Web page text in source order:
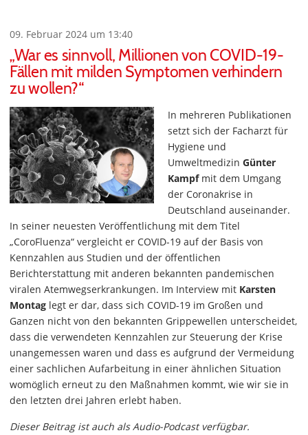
09. Februar 2024 um 13:40
„War es sinnvoll, Millionen von COVID-19-
Fällen mit milden Symptomen verhindern
zu wollen?“
In mehreren Publikationen
setzt sich der Facharzt für
Hygiene und
Umweltmedizin Günter
Kampfmit dem Umgang
der Coronakrise in
Deutschland auseinander.
In seiner neuesten Veröffentlichung mit dem Titel
„CoroFluenza“ vergleicht er COVID-19 auf der Basis von
Kennzahlen aus Studien und der öffentlichen
Berichterstattung mit anderen bekannten pandemischen
viralen Atemwegserkrankungen. Im Interview mit Karsten
Montag legt er dar, dass sich COVID-19 im Großen und
Ganzen nicht von den bekannten Grippewellen unterscheidet,
dass die verwendeten Kennzahlen zur Steuerung der Krise
unangemessen waren und dass es aufgrund der Vermeidung
einer sachlichen Aufarbeitung in einer ähnlichen Situation
womöglich erneut zu den Maßnahmen kommt, wie wir sie in
den letzten drei Jahren erlebt haben.
Dieser Beitrag ist auch als Audio-Podcast verfügbar.